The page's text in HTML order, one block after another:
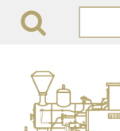
content